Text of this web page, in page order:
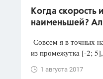
Когда
наименьшей?
Совсем я в точных
из промежутка [-2;
1 августа 2017